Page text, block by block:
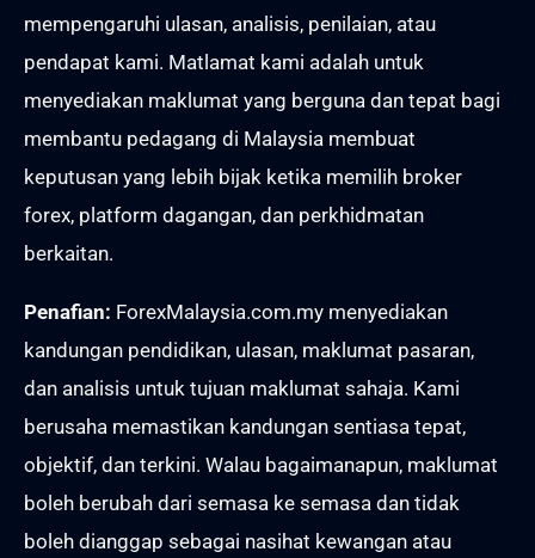
mempengaruhi ulasan, analisis, penilaian, atau
pendapat kami. Matlamat kami adalah untuk
menyediakan maklumat yang berguna dan tepat bagi
membantu pedagang di Malaysia membuat
keputusan yang lebih bijak ketika memilih broker
forex, platform dagangan, dan perkhidmatan
berkaitan.
Penafian: ForexMalaysia.com.my menyediakan
kandungan pendidikan, ulasan, maklumat pasaran,
dan analisis untuk tujuan maklumat sahaja. Kami
berusaha memastikan kandungan sentiasa tepat,
objektif, dan terkini. Walau bagaimanapun, maklumat
boleh berubah dari semasa ke semasa dan tidak
boleh dianggap sebagai nasihat kewangan atau